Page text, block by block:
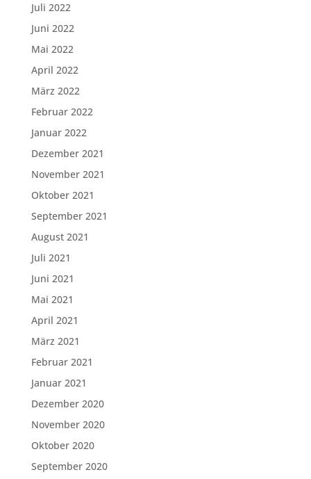
Juli 2022
Juni 2022
Mai 2022
April 2022
März 2022
Februar 2022
Januar 2022
Dezember 2021
November 2021
Oktober 2021
September 2021
August 2021
Juli 2021
Juni 2021
Mai 2021
April 2021
März 2021
Februar 2021
Januar 2021
Dezember 2020
November 2020
Oktober 2020
September 2020